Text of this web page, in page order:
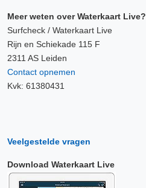
Meer weten over Waterkaart Live?
Surfcheck / Waterkaart Live
Rijn en Schiekade 115 F
2311 AS Leiden
Contact opnemen
Kvk: 61380431
Veelgestelde vragen
Download Waterkaart Live